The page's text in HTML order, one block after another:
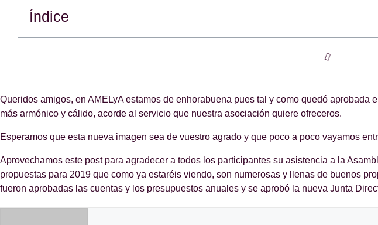
Índice
Queridos amigos, en AMELyA estamos de enhorabuena pues tal y como quedó
más armónico y cálido, acorde al servicio que nuestra asociación quiere ofreceros.
Esperamos que esta nueva imagen sea de vuestro agrado y que poco a poco vayamos
Aprovechamos este post para agradecer a todos los participantes su asistencia a la
propuestas para 2019 que como ya estaréis viendo, son numerosas y llenas de buenos
fueron aprobadas las cuentas y los presupuestos anuales y se aprobó la nueva Junta